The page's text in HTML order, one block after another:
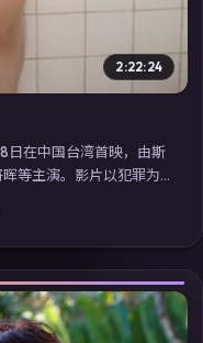
2:22:24
日在中国台湾首映，由斯
等主演。影片以犯罪为
业链；摄影与配乐强化
高清电视剧在线看」延
剧体验。